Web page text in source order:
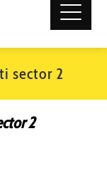
sector 2
2